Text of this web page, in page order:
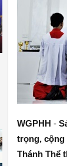
WGPHH -
trọng, cộng
Thánh Thể